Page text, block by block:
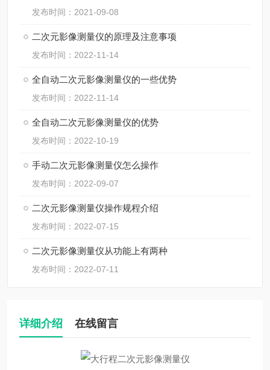
发布时间：2021-09-08
二次元影像测量仪的原理及注意事项
发布时间：2022-11-14
全自动二次元影像测量仪的一些优势
发布时间：2022-11-14
全自动二次元影像测量仪的优势
发布时间：2022-10-19
手动二次元影像测量仪怎么操作
发布时间：2022-09-07
二次元影像测量仪操作规程介绍
发布时间：2022-07-15
二次元影像测量仪从功能上有两种
发布时间：2022-07-11
详细介绍 在线留言